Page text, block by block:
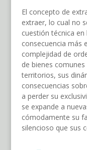
El concepto de
extraer, lo cual no
cuestión técnica
consecuencia más
complejidad de
de bienes
territorios, sus
consecuencias
a perder su
se expande a
cómodamente su
silencioso que sus